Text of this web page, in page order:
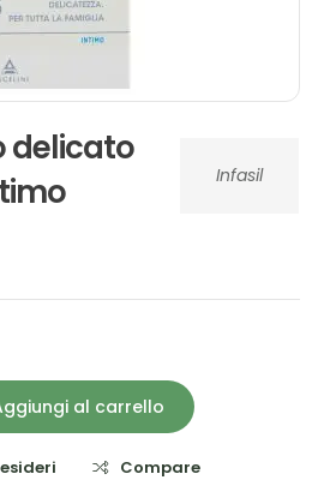
Infasil
delicato
al carrello
Compare